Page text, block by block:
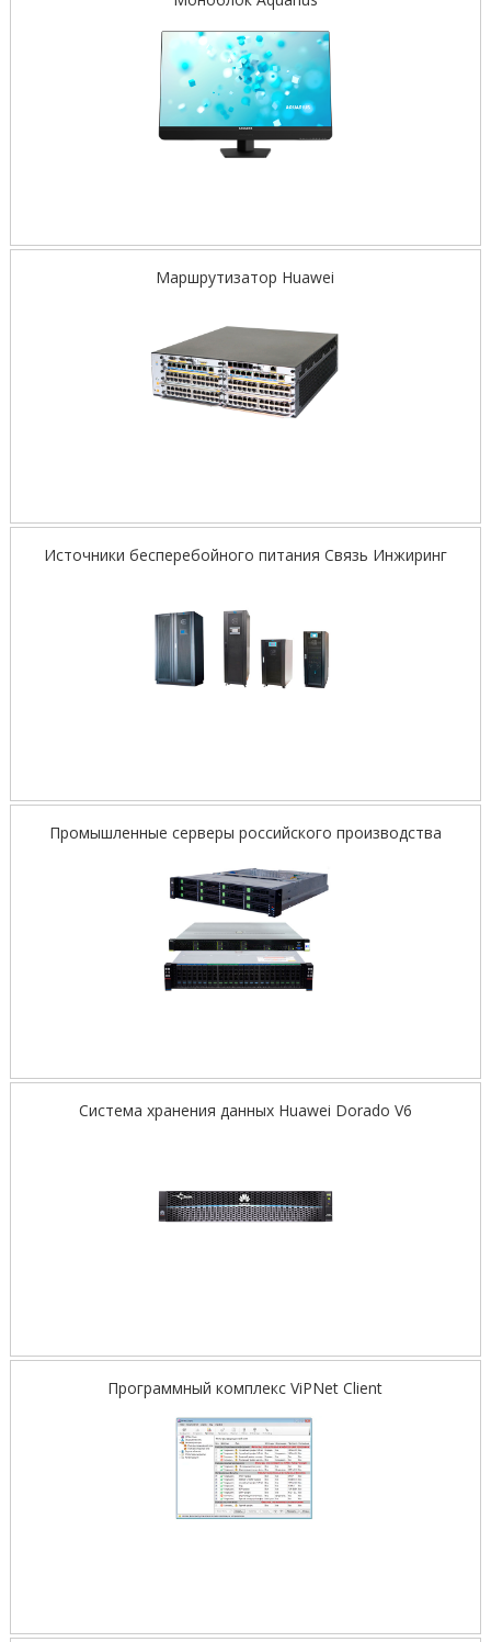
Маршрутизатор Huawei
Источники бесперебойного питания Связь Инжиринг
Промышленные серверы российского производства
Система хранения данных Huawei Dorado V6
Программный комплекс ViPNet Client